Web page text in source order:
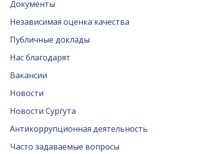
Документы
Независимая оценка качества
Публичные доклады
Нас благодарят
Вакансии
Новости
Новости Сургута
Антикоррупционная деятельность
Часто задаваемые вопросы